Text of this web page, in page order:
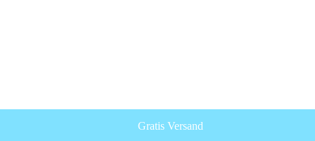
Gratis Versand